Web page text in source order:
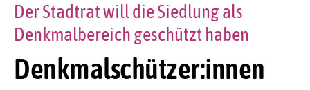
Denkmalschützer:innen
Der Stadtrat will die Siedlung als
Denkmalbereich geschützt haben